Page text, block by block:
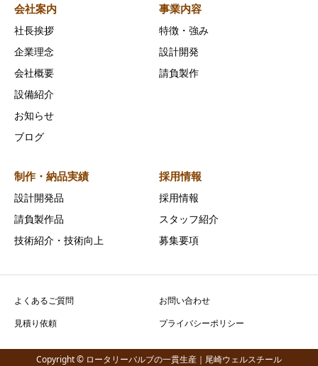
会社案内
社長挨拶
企業理念
会社概要
設備紹介
お知らせ
ブログ
事業内容
特徴・強み
設計開発
請負製作
制作・納品実績
設計開発品
請負製作品
技術紹介・技術向上
採用情報
採用情報
スタッフ紹介
募集要項
よくあるご質問
お問い合わせ
見積り依頼
プライバシーポリシー
Copyright © ロータリーバルブの一貫生産｜尾崎ウェルスチール